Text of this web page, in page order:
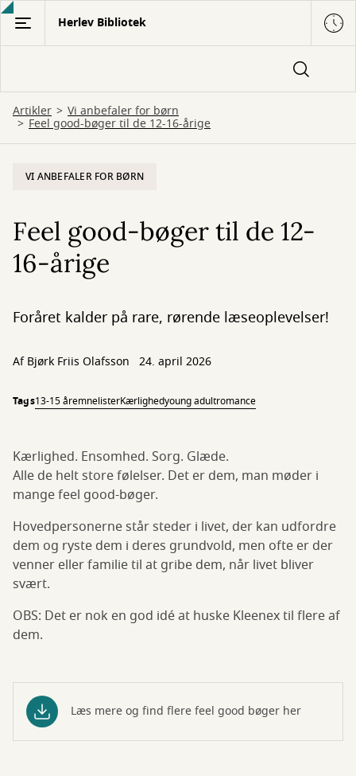
Gå
hovedindhold
Herlev Bibliotek
Artikler Vi anbefaler for børn
Feel good-bøger til de 12-16-årige
VI ANBEFALER FOR BØRN
Feel good-bøger til de 12-
16-årige
Foråret kalder på rare, rørende læseoplevelser!
AfBjørk Friis Olafsson 24. april 2026
Tags13-15 åremnelisterKærlighedyoung adultromance
Kærlighed. Ensomhed. Sorg. Glæde.
Alle de helt store følelser. Det er dem, man møder i
mange feel good-bøger.
Hovedpersonerne står steder i livet, der kan udfordre
dem og ryste dem i deres grundvold, men ofte er der
venner eller familie til at gribe dem, når livet bliver
svært.
OBS: Det er nok en god idé at huske Kleenex til flere af
dem.
Læs mere og find flere feel good bøger her